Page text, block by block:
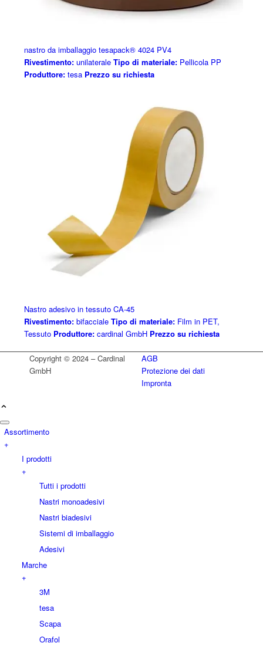
nastro da imballaggio tesapack® 4024 PV4
Rivestimento:unilaterale Tipo di materiale:Pellicola PP
Produttore:tesa Prezzo su richiesta
Nastro adesivo in tessuto CA-45
Rivestimento:bifacciale Tipo di materiale:Film in PET,
Tessuto Produttore:cardinal GmbH Prezzo su richiesta
Copyright © 2024 – Cardinal
GmbH
AGB
Protezione dei dati
Impronta
Assortimento
+
I prodotti
+
Tutti i prodotti
Nastri monoadesivi
Nastri biadesivi
Sistemi di imballaggio
Adesivi
Marche
+
3M
tesa
Scapa
Orafol